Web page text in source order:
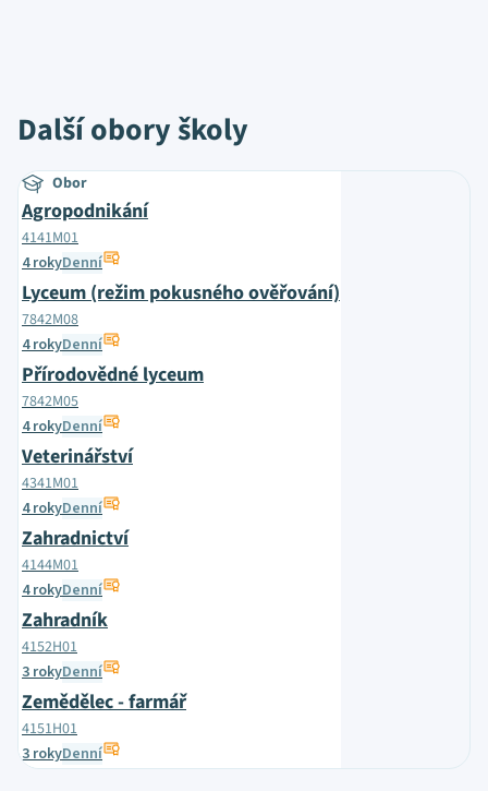
Další obory školy
Obor
Agropodnikání
4141M01
4 rokyDenní
Lyceum (režim pokusného ověřování)
7842M08
4 rokyDenní
Přírodovědné lyceum
7842M05
4 rokyDenní
Veterinářství
4341M01
4 rokyDenní
Zahradnictví
4144M01
4 rokyDenní
Zahradník
4152H01
3 rokyDenní
Zemědělec - farmář
4151H01
3 rokyDenní